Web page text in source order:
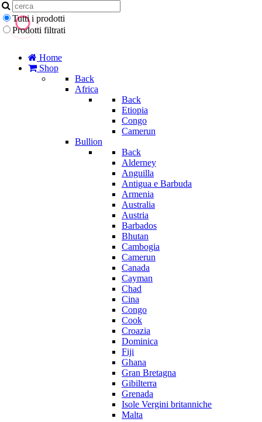
Tutti i prodotti
Prodotti filtrati
Home
Shop
Back
Africa
Back
Etiopia
Congo
Camerun
Bullion
Back
Alderney
Anguilla
Antigua e Barbuda
Armenia
Australia
Austria
Barbados
Bhutan
Cambogia
Camerun
Canada
Cayman
Chad
Cina
Congo
Cook
Croazia
Dominica
Fiji
Ghana
Gran Bretagna
Gibilterra
Grenada
Isole Vergini britanniche
Malta